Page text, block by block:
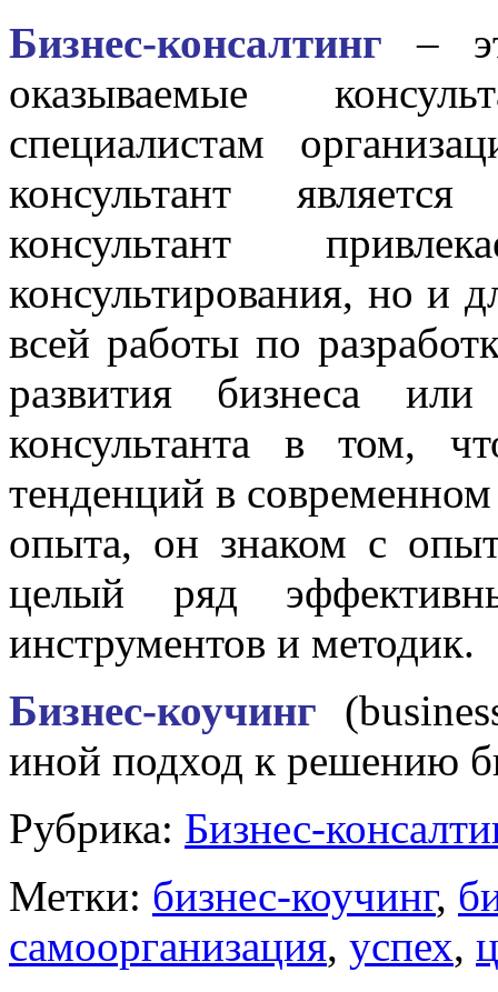
Бизнес-консалтинг –
оказываемые
специалистам
консультант
консультант
консультирования, но и
всей работы по
развития бизнеса
консультанта в том,
тенденций в
опыта, он знаком с
целый ряд
инструментов и методик.
Бизнес-коучинг
иной подход к решению
Рубрика: Бизнес-
Метки: бизнес-коучинг,
самоорганизация, успех,